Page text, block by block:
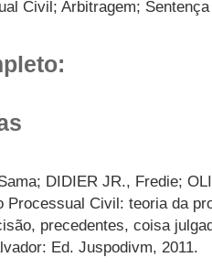
Civil; Arbitragem;
DIDIER JR., Fredie;
Processual Civil: teoria da
precedentes, coisa
Ed. Juspodivm, 2011.